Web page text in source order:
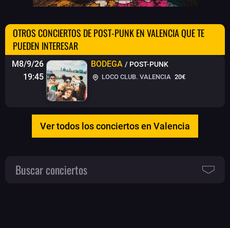
OTROS CONCIERTOS DE POST-PUNK EN VALENCIA QUE TE
PUEDEN INTERESAR
M8/9/26
19:45
BODEGA / POST-PUNK
LOCO CLUB. VALENCIA 20€
Ver todos los conciertos en Valencia
Buscar conciertos